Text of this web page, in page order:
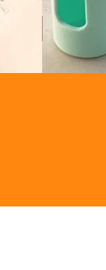
ダクト
ン家庭用品
シリコ